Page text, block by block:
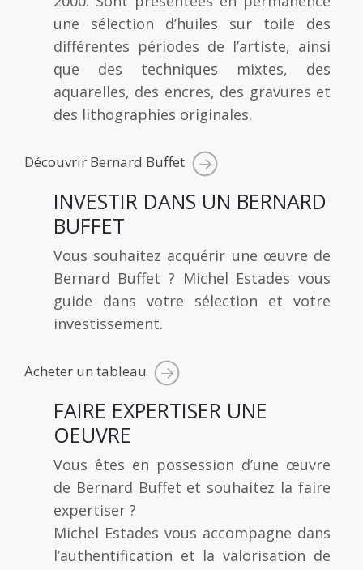
une sélection d’huiles sur toile des
différentes périodes de l’artiste, ainsi
que des techniques mixtes, des
aquarelles, des encres, des gravures et
des lithographies originales.
Découvrir Bernard Buffet
INVESTIR DANS UN BERNARD
BUFFET
Vous souhaitez acquérir une œuvre de
Bernard Buffet ? Michel Estades vous
guide dans votre sélection et votre
investissement.
Acheter un tableau
FAIRE EXPERTISER UNE
OEUVRE
Vous êtes en possession d’une œuvre
de Bernard Buffet et souhaitez la faire
expertiser ?
Michel Estades vous accompagne dans
l’authentification et la valorisation de